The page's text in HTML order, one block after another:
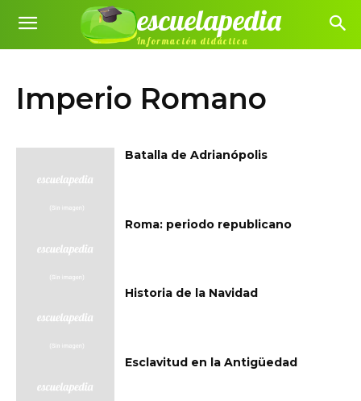
escuelapedia
Información didáctica
Imperio Romano
Batalla de Adrianópolis
Roma: periodo republicano
Historia de la Navidad
Esclavitud en la Antigüedad